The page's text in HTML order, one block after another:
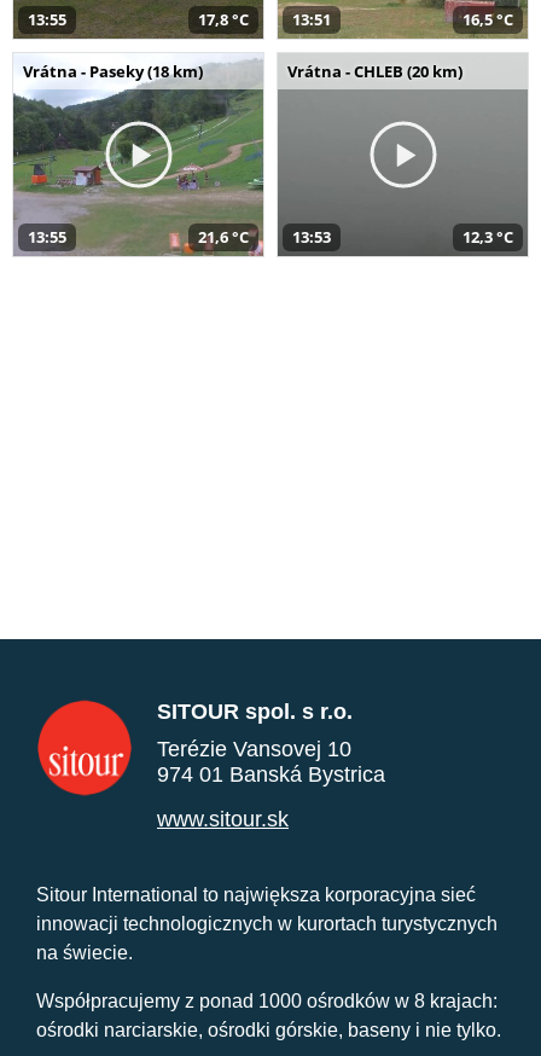
13:55 17,8 °C 13:51 16,5 °C
Vrátna - Paseky (18 km)
13:55 21,6 °C
Vrátna - CHLEB (20 km)
13:53 12,3 °C
SITOUR spol. s r.o.
Terézie Vansovej 10
974 01 Banská Bystrica
www.sitour.sk
Sitour International to największa korporacyjna sieć
innowacji technologicznych w kurortach turystycznych
na świecie.
Współpracujemy z ponad 1000 ośrodków w 8 krajach:
ośrodki narciarskie, ośrodki górskie, baseny i nie tylko.